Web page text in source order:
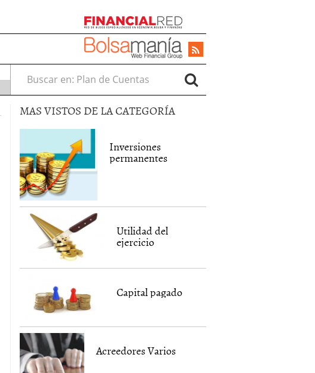
Buscar en:
MAS VISTOS DE LA CATEGORÍA
Inversiones
permanentes
Utilidad del
ejercicio
Capital pagado
Acreedores Varios